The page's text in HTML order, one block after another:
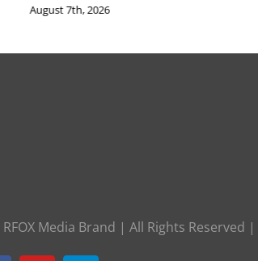
August 7th, 2026
RFOX Media Brand | All Rights Reserved |